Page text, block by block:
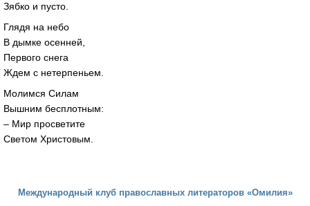
Зябко и пусто.
Глядя на небо
В дымке осенней,
Первого снега
Ждем с нетерпеньем.
Молимся Силам
Вышним бесплотным:
– Мир просветите
Светом Христовым.
Международный клуб православных литераторов «Омилия»